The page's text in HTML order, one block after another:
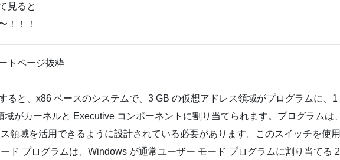
見ると
！！！
トページ抜粋
ると、x86 ベースのシステムで、3 GB の仮想アドレス領域がプログラムに、1
域がカーネルと Executive コンポーネントに割り当てられます。プログラムは、
領域を活用できるように設計されている必要があります。このスイッチを使用
ド プログラムは、Windows が通常ユーザー モード プログラムに割り当てる 2